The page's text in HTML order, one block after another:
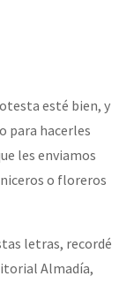
esté bien, y
para hacerles
les enviamos
o floreros
letras, recordé
Almadía,